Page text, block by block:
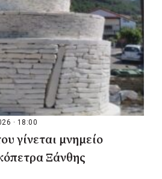
· 18:00
γίνεται μνημείο
Ξάνθης